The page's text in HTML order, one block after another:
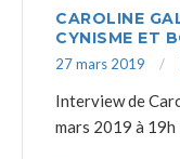
CAROLINE
CYNISME ET
27 mars 2019
Interview de
mars 2019 à